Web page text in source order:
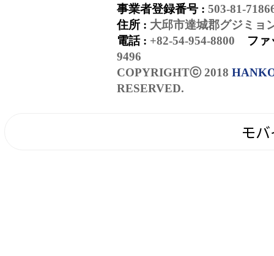
事業者登録番号 : 503-81-
住所 : 大邱市達城郡グジミョ
電話 : +82-54-954-8800
フ
9496
COPYRIGHTⓒ 2018
RESERVED.
モ